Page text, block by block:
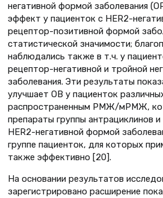
негативной формой заболевания
эффект у пациенток с HER2-
рецептор-позитивной формой
статистической значимости;
наблюдались также в т.ч. у
рецептор-негативной и тройной
заболевания. Эти результаты
улучшает ОВ у пациенток
распространенным РМЖ/мРМЖ,
препараты группы антрациклинов
HER2-негативной формой
группе пациенток, для которых
также эффективно [20].
На основании результатов
зарегистрировано расширение